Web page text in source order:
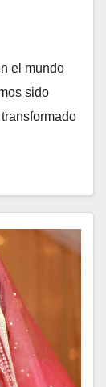
el mundo
sido